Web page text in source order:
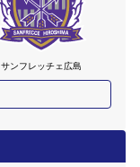
サンフレッチェ広島